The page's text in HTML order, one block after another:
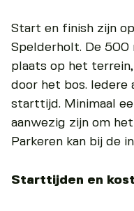
Start en finish zijn
Spelderholt. De 500
plaats op het
door het bos.
starttijd. Minimaal
aanwezig zijn om
Parkeren kan bij de
Starttijden en